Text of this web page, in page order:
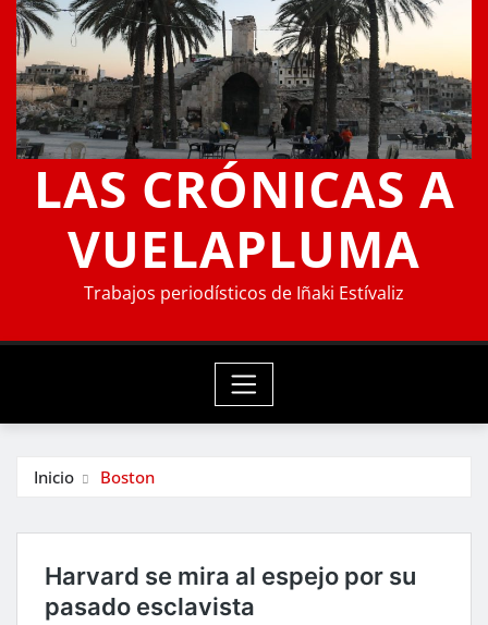
LAS CRÓNICAS A
VUELAPLUMA
Trabajos periodísticos de Iñaki Estívaliz
Inicio Boston